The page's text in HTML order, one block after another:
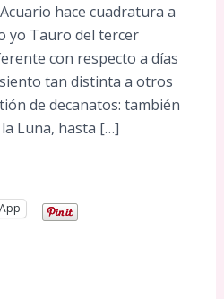
hace cuadratura a
yo Tauro del tercer
con respecto a días
tan distinta a otros
de decanatos: también
Luna, hasta […]